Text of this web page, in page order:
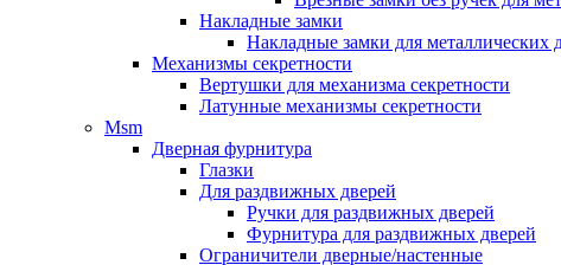
Накладные замки
Накладные замки для металлических
Механизмы секретности
Вертушки для механизма секретности
Латунные механизмы секретности
Msm
Дверная фурнитура
Глазки
Для раздвижных дверей
Ручки для раздвижных дверей
Фурнитура для раздвижных дверей
Ограничители дверные/настенные